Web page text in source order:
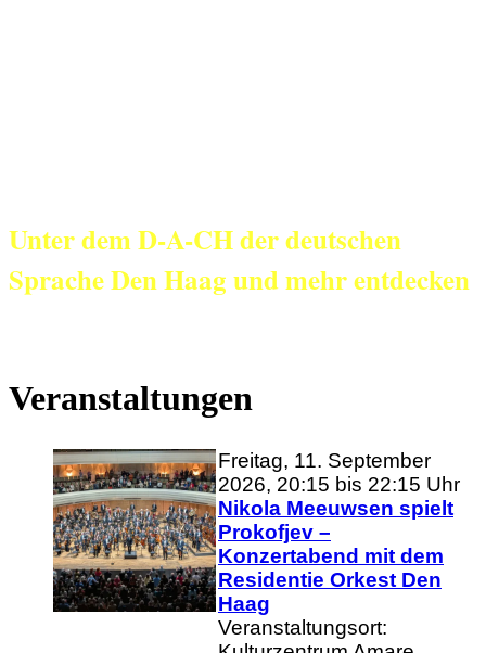
Unter dem D-A-CH der deutschen
Sprache Den Haag und mehr entdecken
Veranstaltungen
Freitag, 11. September
2026, 20:15 bis 22:15 Uhr
Nikola Meeuwsen spielt
Prokofjev –
Konzertabend mit dem
Residentie Orkest Den
Haag
Veranstaltungsort: